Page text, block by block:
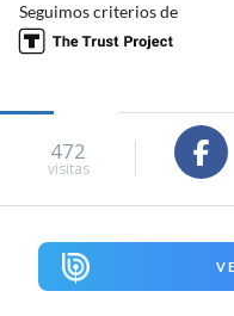
Seguimos criterios de
472
visitas